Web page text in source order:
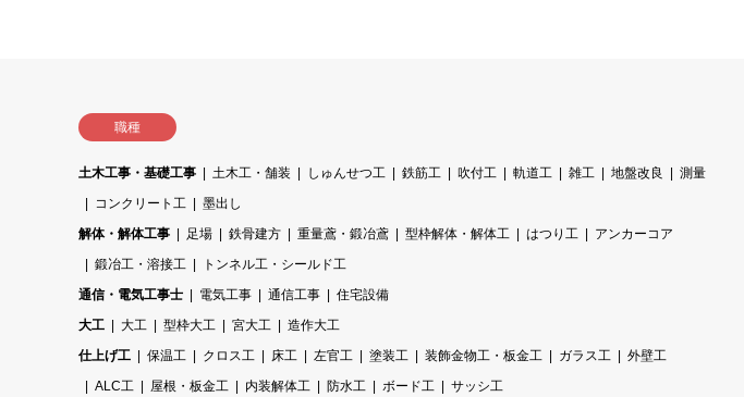
職種
土木工事・基礎工事 土木工・舗装 しゅんせつ工 鉄筋工 吹付工 軌道工 雑工 地盤改良
測量
コンクリート工
墨出し
解体・解体工事
足場 鉄骨建方 重量鳶・鍛冶鳶 型枠解体・解体工 はつり工
アンカーコア
鍛冶工・溶接工
トンネル工・シールド工
通信・電気工事士
電気工事 通信工事
住宅設備
大工
大工 型枠大工 宮大工
造作大工
仕上げ工
保温工 クロス工 床工 左官工 塗装工 装飾金物工・板金工 ガラス工
外壁工
ALC工
屋根・板金工 内装解体工 防水工 ボード工 サッシ工